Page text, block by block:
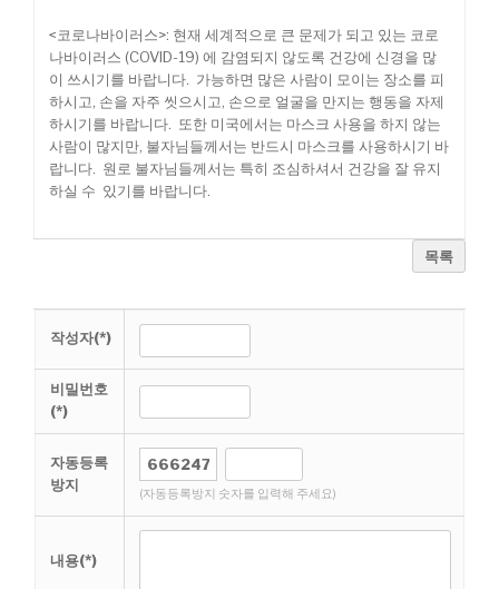
<코로나바이러스>: 현재 세계적으로 큰 문제가 되고 있는 코로
나바이러스 (COVID-19) 에 감염되지 않도록 건강에 신경을 많
이 쓰시기를 바랍니다. 가능하면 많은 사람이 모이는 장소를 피
하시고, 손을 자주 씻으시고, 손으로 얼굴을 만지는 행동을 자제
하시기를 바랍니다. 또한 미국에서는 마스크 사용을 하지 않는
사람이 많지만, 불자님들께서는 반드시 마스크를 사용하시기 바
랍니다. 원로 불자님들께서는 특히 조심하셔서 건강을 잘 유지
하실 수 있기를 바랍니다.
목록
작성자(*)
비밀번호
(*)
자동등록
방지
(자동등록방지 숫자를 입력해 주세요)
내용(*)